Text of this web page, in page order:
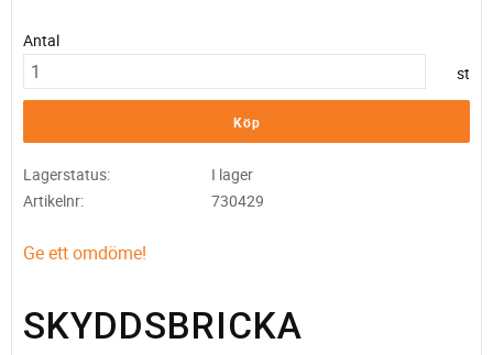
Antal
st
Köp
Lagerstatus
I lager
Artikelnr
730429
Ge ett omdöme!
SKYDDSBRICKA